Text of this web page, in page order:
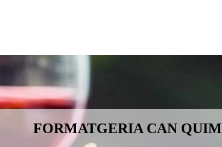
FORMATGERIA CAN QUIM